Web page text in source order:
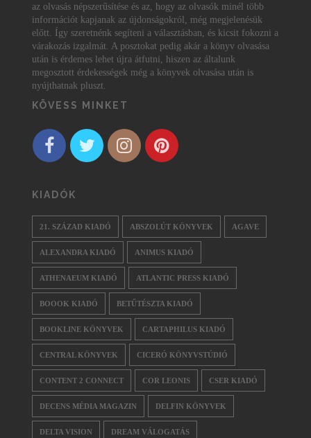
az olvasás népszerűsítése és az, hogy az olvasók minél több
információt kapjanak az újdonságokról, még megjelenésük
előtt. Így szeretnénk segíteni a választásban, és kicsit fokozni a
várakozás izgalmát. A posztokat pedig akár a könyv olvasása
után is érdemes lehet újra átfutni, hiszen az általunk
megosztott érdekességek még a könyvek olvasása után is
nyújthatnak pluszt.
KÖVESS MINKET
KIADÓK
21. SZÁZAD KIADÓ ABSZOLÚT KÖNYVEK AGAVE
ALEXANDRA KIADÓ ANIMUS KIADÓ
ATHENAEUM KIADÓ ATLANTIC PRESS KIADÓ
BOOOK KIADÓ BETŰTÉSZTA KIADÓ
BOOKLINE KÖNYVEK CARTAPHILUS KIADÓ
CENTRAL KÖNYVEK CICERÓ KÖNYVSTÚDIÓ
CONTENT 2 CONNECT COR LEONIS CSER KIADÓ
DECENS MÉDIA MAGAZIN DELFIN KÖNYVEK
DELTA VISION DREAM VÁLOGATÁS